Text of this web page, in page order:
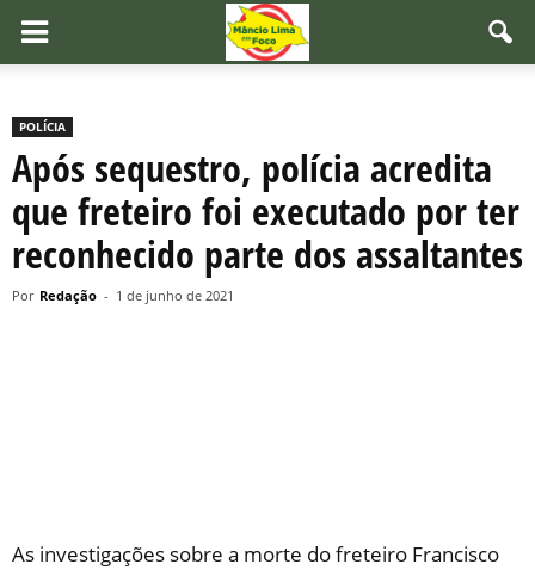
POLÍCIA
Após sequestro, polícia acredita
que freteiro foi executado por ter
reconhecido parte dos assaltantes
Por Redação - 1 de junho de 2021
As investigações sobre a morte do freteiro Francisco